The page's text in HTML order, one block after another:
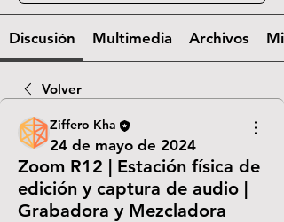
Discusión Multimedia Archivos
Volver
Ziffero Kha
24 de mayo de 2024
Zoom R12 | Estación física de
edición y captura de audio |
Grabadora y Mezcladora